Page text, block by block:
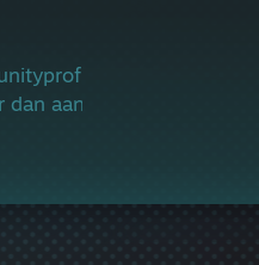
aan om een profiel